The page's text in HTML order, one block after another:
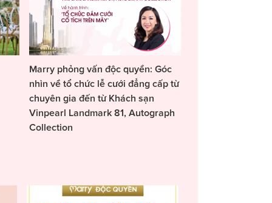
Marry phỏng vấn độc quyền: Góc
nhìn về tổ chức lễ cưới đẳng cấp từ
chuyên gia đến từ Khách sạn
Vinpearl Landmark 81, Autograph
Collection